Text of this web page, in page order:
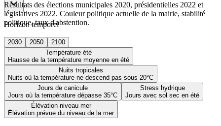
Horizon temporel
2030 2050
2100
Température été
Hausse de la température moyenne en été
Nuits tropicales
Nuits où la température ne descend pas sous 20°C
Jours de canicule
Jours où la température dépasse 35°C
Stress hydrique
Jours avec sol sec en été
Élévation niveau mer
Élévation prévue du niveau de la mer
Résultats des élections municipales 2020, présidentielles 2022 et
législatives 2022. Couleur politique actuelle de la mairie, stabilité
politique, taux d'abstention.